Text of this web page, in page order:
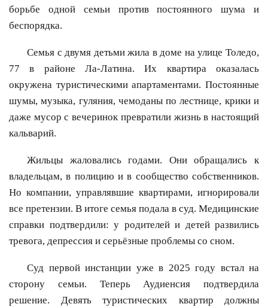
борьбе одной семьи против постоянного шума и
беспорядка.
Семья с двумя детьми жила в доме на улице Толедо,
77 в районе Ла-Латина. Их квартира оказалась
окружена туристическими апартаментами. Постоянные
шумы, музыка, гуляния, чемоданы по лестнице, крики и
даже мусор с вечеринок превратили жизнь в настоящий
кальварий.
Жильцы жаловались годами. Они обращались к
владельцам, в полицию и в сообщество собственников.
Но компании, управлявшие квартирами, игнорировали
все претензии. В итоге семья подала в суд. Медицинские
справки подтвердили: у родителей и детей развились
тревога, депрессия и серьёзные проблемы со сном.
Суд первой инстанции уже в 2025 году встал на
сторону семьи. Теперь Аудиенсия подтвердила
решение. Девять туристических квартир должны